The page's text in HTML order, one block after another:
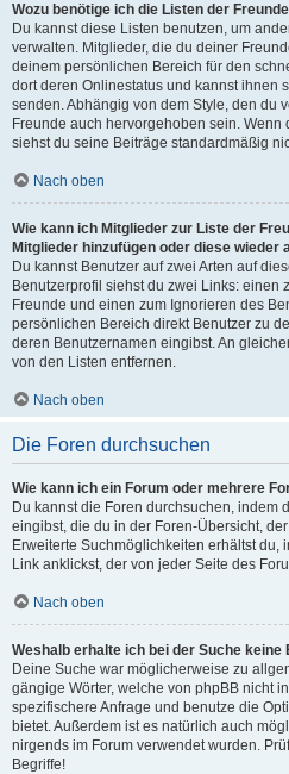
Wozu benötige ich die Listen der
Du kannst diese Listen benutzen, um
verwalten. Mitglieder, die du deiner
deinem persönlichen Bereich für den
dort deren Onlinestatus und kannst ihnen
senden. Abhängig von dem Style, den du
Freunde auch hervorgehoben sein.
siehst du seine Beiträge standardmäßig
Nach oben
Wie kann ich Mitglieder zur Liste der
Mitglieder hinzufügen oder diese wieder
Du kannst Benutzer auf zwei Arten auf
Benutzerprofil siehst du zwei Links: einen
Freunde und einen zum Ignorieren des
persönlichen Bereich direkt Benutzer zu
deren Benutzernamen eingibst. An
von den Listen entfernen.
Nach oben
Die Foren durchsuchen
Wie kann ich ein Forum oder mehrere
Du kannst die Foren durchsuchen, indem
eingibst, die du in der Foren-Übersicht,
Erweiterte Suchmöglichkeiten erhältst du,
Link anklickst, der von jeder Seite des
Nach oben
Weshalb erhalte ich bei der Suche keine
Deine Suche war möglicherweise zu
gängige Wörter, welche von phpBB nicht
spezifischere Anfrage und benutze die
bietet. Außerdem ist es natürlich auch
nirgends im Forum verwendet wurden.
Begriffe!